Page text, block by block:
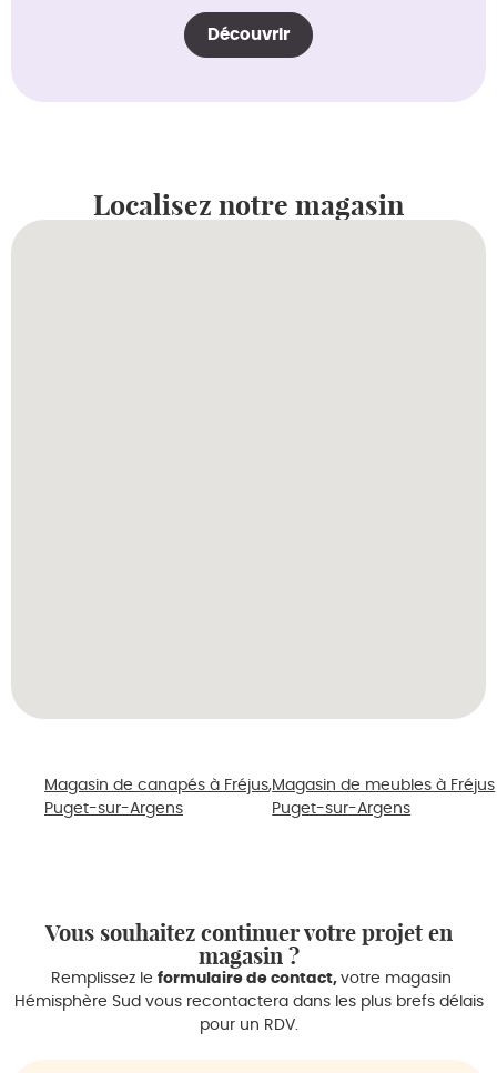
Découvrir
Localisez notre magasin
Magasin de canapés à Fréjus
Puget-sur-Argens
Magasin de meubles à Fréjus
Puget-sur-Argens
Vous souhaitez continuer votre projet en
magasin ?
Remplissez le formulaire de contact, votre magasin
Hémisphère Sud vous recontactera dans les plus brefs délais
pour un RDV.